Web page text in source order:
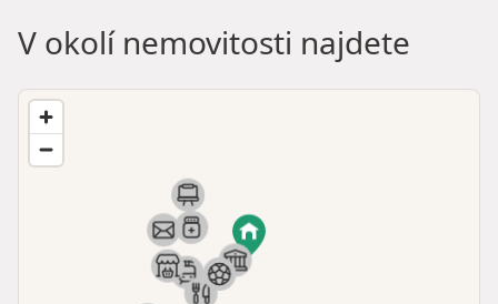
V okolí nemovitosti najdete